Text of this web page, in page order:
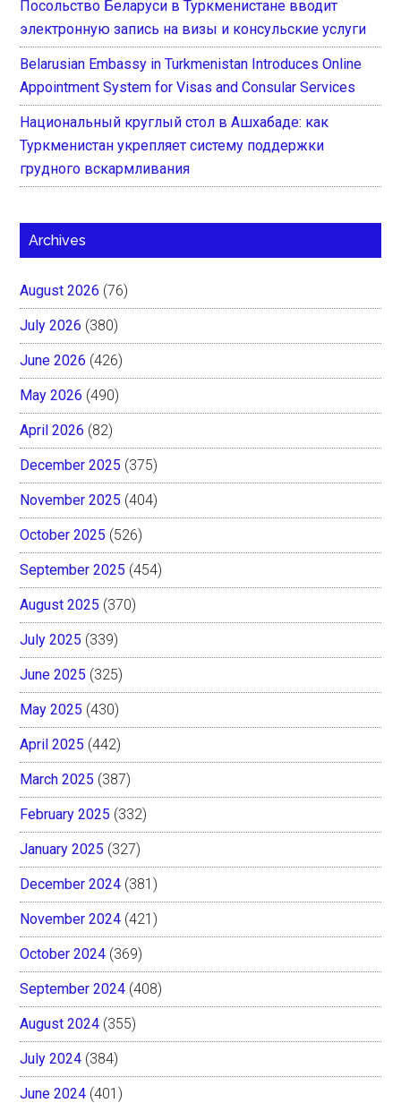
Посольство Беларуси в Туркменистане вводит
электронную запись на визы и консульские услуги
Belarusian Embassy in Turkmenistan Introduces Online
Appointment System for Visas and Consular Services
Национальный круглый стол в Ашхабаде: как
Туркменистан укрепляет систему поддержки
грудного вскармливания
Archives
August 2026 (76)
July 2026 (380)
June 2026 (426)
May 2026 (490)
April 2026 (82)
December 2025 (375)
November 2025 (404)
October 2025 (526)
September 2025 (454)
August 2025 (370)
July 2025 (339)
June 2025 (325)
May 2025 (430)
April 2025 (442)
March 2025 (387)
February 2025 (332)
January 2025 (327)
December 2024 (381)
November 2024 (421)
October 2024 (369)
September 2024 (408)
August 2024 (355)
July 2024 (384)
June 2024 (401)